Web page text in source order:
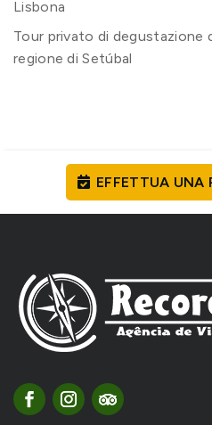
Lisbona
Tour privato di degustazione
regione di Setúbal
EFFETTUA UNA